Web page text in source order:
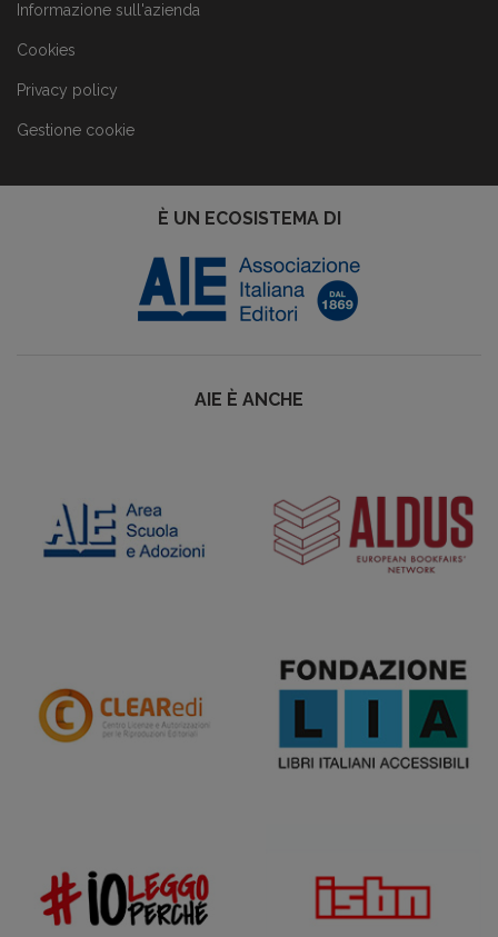
Informazione sull'azienda
Cookies
Privacy policy
Gestione cookie
È UN ECOSISTEMA DI
AIE È ANCHE